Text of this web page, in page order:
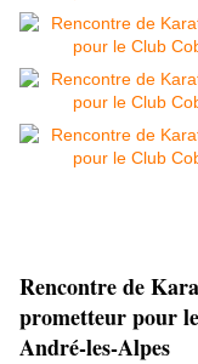
Rencontre de
prometteur pour
André-les-Alpes